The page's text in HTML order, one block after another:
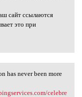
сайт ссылаются
это при
has never been more
celebre